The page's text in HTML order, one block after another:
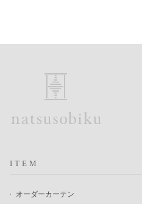
ITEM
オーダーカーテン